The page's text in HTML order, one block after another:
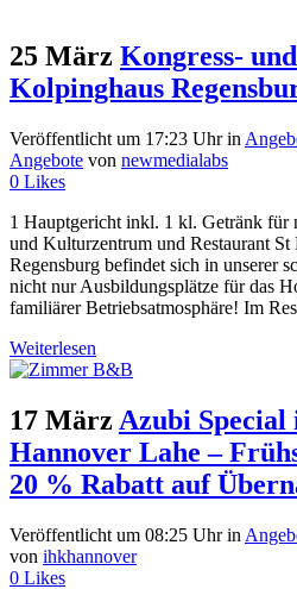
25 März Kongress-
Kolpinghaus
Veröffentlicht um 17:23 Uhrin
Angebote von newmedialabs
0 Likes
1 Hauptgericht inkl. 1 kl. Getränk für
und Kulturzentrum und Restaurant
Regensburg befindet sich in unserer
nicht nur Ausbildungsplätze für das
familiärer Betriebsatmosphäre! Im
Weiterlesen
17 März Azubi
Hannover Lahe –
20 % Rabatt auf
Veröffentlicht um 08:25 Uhrin
von ihkhannover
0 Likes